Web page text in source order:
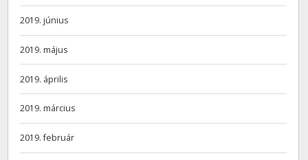
2019. június
2019. május
2019. április
2019. március
2019. február